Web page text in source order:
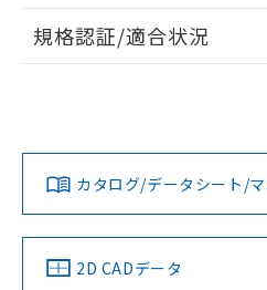
タイムチャート
A: 20mm以上、B: 15mm以上
ログイン/
ダウンロードデータをご利用い
みください。
ソフトウェアの使用条件
EU RoHS 注意事項・凡例
対応済み
中国 RoHS 注意事項・凡例
規格認証/適合状況
LR型式承認
（イギリス
船舶規格）
DNV型式承認
（ノルウェー
カタログ/データシート/
2D CADデータ